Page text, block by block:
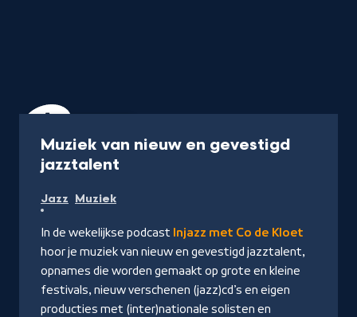
Muziek van nieuw en gevestigd
jazztalent
Luister
Jazz Muziek
In de wekelijkse podcast Injazz met Co de Kloet
hoor je muziek van nieuw en gevestigd jazztalent,
opnames die worden gemaakt op grote en kleine
festivals, nieuw verschenen (jazz)cd’s en eigen
producties met (inter)nationale solisten en